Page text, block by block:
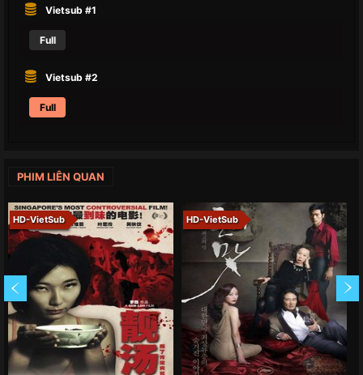
Vietsub #1
Full
Vietsub #2
Full
PHIM LIÊN QUAN
HD-VietSub HD-VietSub